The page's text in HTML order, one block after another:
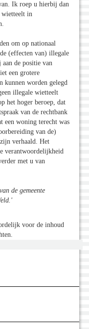
Ik roep u hierbij dan
wietteelt in
om op nationaal
(effecten van) illegale
de positie van
een grotere
kunnen worden gelegd
illegale wietteelt
het hoger beroep, dat
van de rechtbank
een woning terecht was
van de)
verhaald. Het
verantwoordelijkheid
met u van
de gemeente
voor de inhoud